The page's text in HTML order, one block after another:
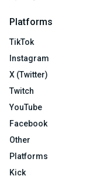
Platforms
TikTok
Instagram
X (Twitter)
Twitch
YouTube
Facebook
Other
Platforms
Kick